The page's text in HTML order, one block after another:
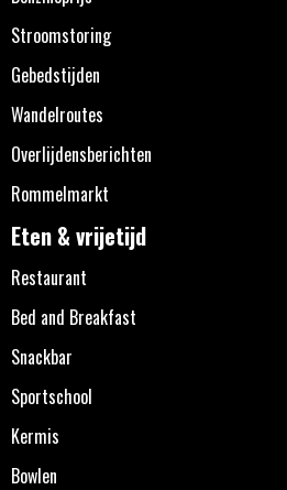
Stroomstoring
Gebedstijden
Wandelroutes
Overlijdensberichten
Rommelmarkt
Eten & vrijetijd
Restaurant
Bed and Breakfast
Snackbar
Sportschool
Kermis
Bowlen